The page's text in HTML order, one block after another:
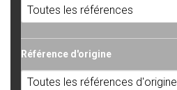
Toutes les références
Référence d'origine
Toutes les références d'origine